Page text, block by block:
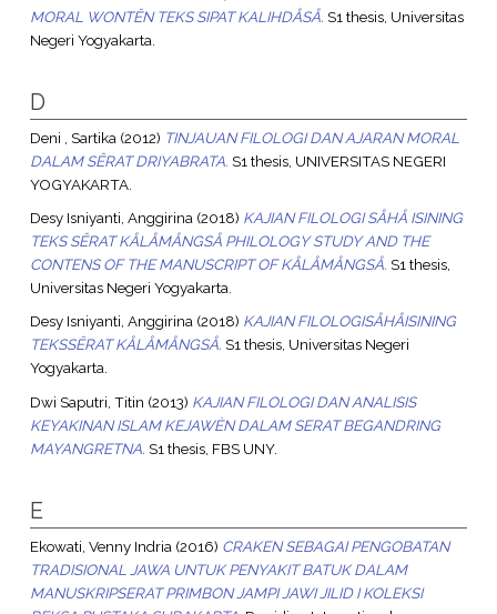
MORAL WONTÊN TEKS SIPAT KALIHDÅSÅ. S1 thesis, Universitas
Negeri Yogyakarta.
D
Deni , Sartika (2012) TINJAUAN FILOLOGI DAN AJARAN MORAL
DALAM SÊRAT DRIYABRATA. S1 thesis, UNIVERSITAS NEGERI
YOGYAKARTA.
Desy Isniyanti, Anggirina (2018) KAJIAN FILOLOGI SÅHÅ ISINING
TEKS SÊRAT KÅLÅMÅNGSÅ PHILOLOGY STUDY AND THE
CONTENS OF THE MANUSCRIPT OF KÅLÅMÅNGSÅ. S1 thesis,
Universitas Negeri Yogyakarta.
Desy Isniyanti, Anggirina(2018) KAJIAN FILOLOGISÅHÅISINING
TEKSSÊRAT KÅLÅMÅNGSÅ. S1 thesis, Universitas Negeri
Yogyakarta.
Dwi Saputri, Titin (2013) KAJIAN FILOLOGI DAN ANALISIS
KEYAKINAN ISLAM KEJAWÈN DALAM SERAT BEGANDRING
MAYANGRETNA. S1 thesis, FBS UNY.
E
Ekowati, Venny Indria (2016) CRAKEN SEBAGAI PENGOBATAN
TRADISIONAL JAWA UNTUK PENYAKIT BATUK DALAM
MANUSKRIPSERAT PRIMBON JAMPI JAWI JILID I KOLEKSI